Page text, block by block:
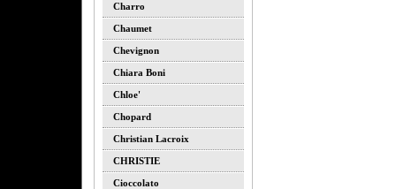
Charro
Chaumet
Chevignon
Chiara Boni
Chloe'
Chopard
Christian Lacroix
CHRISTIE
Cioccolato